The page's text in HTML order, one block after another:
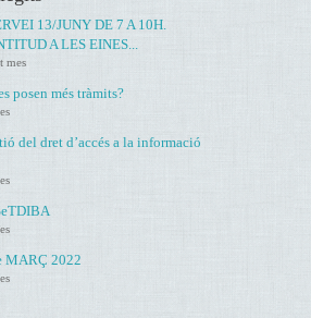
13/JUNY DE 7 A 10H.
A LES EINES...
mes
posen més tràmits?
del dret d’accés a la informació
MARÇ 2022